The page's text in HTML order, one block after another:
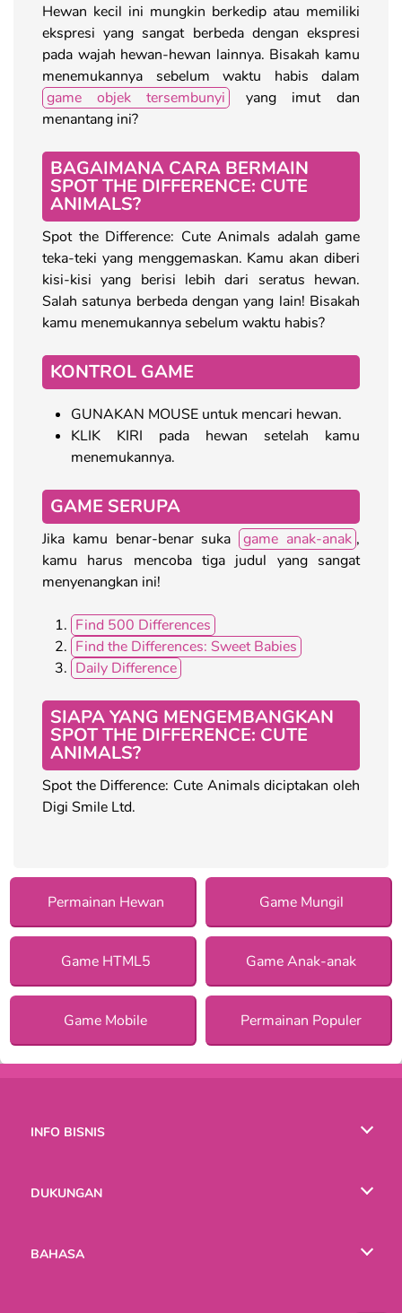
Hewan kecil ini mungkin berkedip atau memiliki
ekspresi yang sangat berbeda dengan ekspresi
pada wajah hewan-hewan lainnya. Bisakah kamu
menemukannya sebelum waktu habis dalam
game objek tersembunyi
yang imut dan
menantang ini?
BAGAIMANA CARA BERMAIN
SPOT THE DIFFERENCE: CUTE
ANIMALS?
Spot the Difference: Cute Animals adalah game
teka-teki yang menggemaskan. Kamu akan diberi
kisi-kisi yang berisi lebih dari seratus hewan.
Salah satunya berbeda dengan yang lain! Bisakah
kamu menemukannya sebelum waktu habis?
KONTROL GAME
GUNAKAN MOUSE untuk mencari hewan.
KLIK KIRI pada hewan setelah kamu
menemukannya.
GAME SERUPA
Jika kamu benar-benar suka game anak-anak ,
kamu harus mencoba tiga judul yang sangat
menyenangkan ini!
Find 500 Differences
Find the Differences: Sweet Babies
Daily Difference
SIAPA YANG MENGEMBANGKAN
SPOT THE DIFFERENCE: CUTE
ANIMALS?
Spot the Difference: Cute Animals diciptakan oleh
Digi Smile Ltd.
Permainan Hewan Game Mungil
Game HTML5 Game Anak-anak
Game Mobile Permainan Populer
INFO BISNIS
DUKUNGAN
BAHASA